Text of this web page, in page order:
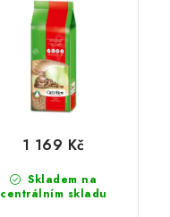
Skladem na
centrálním skladu
1 169 Kč